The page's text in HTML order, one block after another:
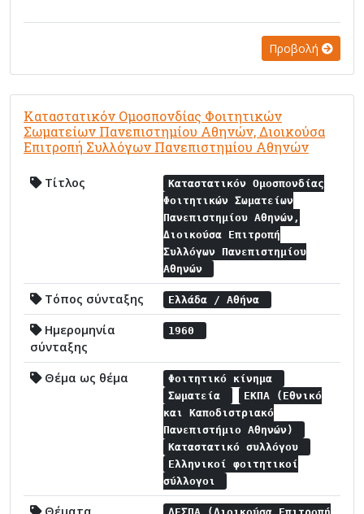
Προβολή
Καταστατικόν Ομοσπονδίας Φοιτητικών
Σωματείων Πανεπιστημίου Αθηνών, Διοικούσα
Επιτροπή Συλλόγων Πανεπιστημίου Αθηνών
Τίτλος
Καταστατικόν Ομοσπονδίας
Φοιτητικών Σωματείων
Πανεπιστημίου Αθηνών,
Διοικούσα Επιτροπή
Συλλόγων Πανεπιστημίου
Αθηνών
Τόπος σύνταξης Ελλάδα / Αθήνα
Ημερομηνία
σύνταξης
1960
Θέμα ως θέμα
Φοιτητικό κίνημα
Σωματεία
ΕΚΠΑ (Εθνικό
και Καποδιστριακό
Πανεπιστήμιο Αθηνών)
Καταστατικό συλλόγου
Ελληνικοί φοιτητικοί
σύλλογοι